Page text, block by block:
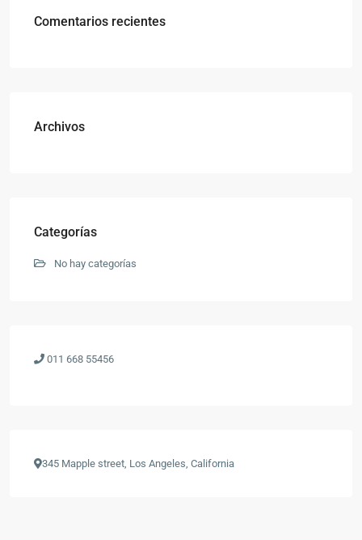
Comentarios recientes
Archivos
Categorías
No hay categorías
011 668 55456
345 Mapple street, Los Angeles, California